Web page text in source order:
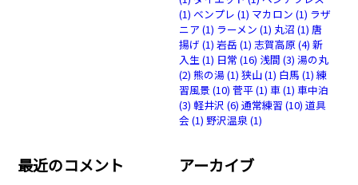
(1) ベンプレ (1) マカロン (1) ラザ
ニア (1) ラーメン (1) 丸沼 (1) 唐
揚げ (1) 岩岳 (1) 志賀高原(4) 新
入生(1) 日常 (16) 浅間 (3) 湯の丸
(2) 熊の湯(1) 狭山(1) 白馬 (1) 練
習風景(10) 菅平(1) 車(1) 車中泊
(3) 軽井沢 (6) 通常練習 (10) 道具
会 (1) 野沢温泉(1)
最近のコメント アーカイブ